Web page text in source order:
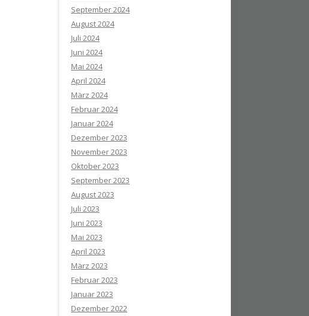
September 2024
August 2024
Juli 2024
Juni 2024
Mai 2024
April 2024
März 2024
Februar 2024
Januar 2024
Dezember 2023
November 2023
Oktober 2023
September 2023
August 2023
Juli 2023
Juni 2023
Mai 2023
April 2023
März 2023
Februar 2023
Januar 2023
Dezember 2022